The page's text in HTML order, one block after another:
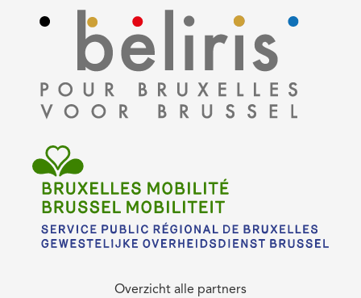
Overzicht alle partners